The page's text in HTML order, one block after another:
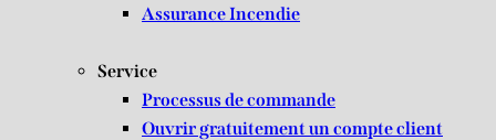
Assurance Incendie
Service
Processus de commande
Ouvrir gratuitement un compte client